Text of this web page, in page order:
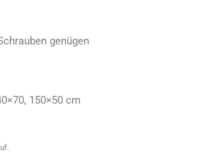
genügen
150×50 cm